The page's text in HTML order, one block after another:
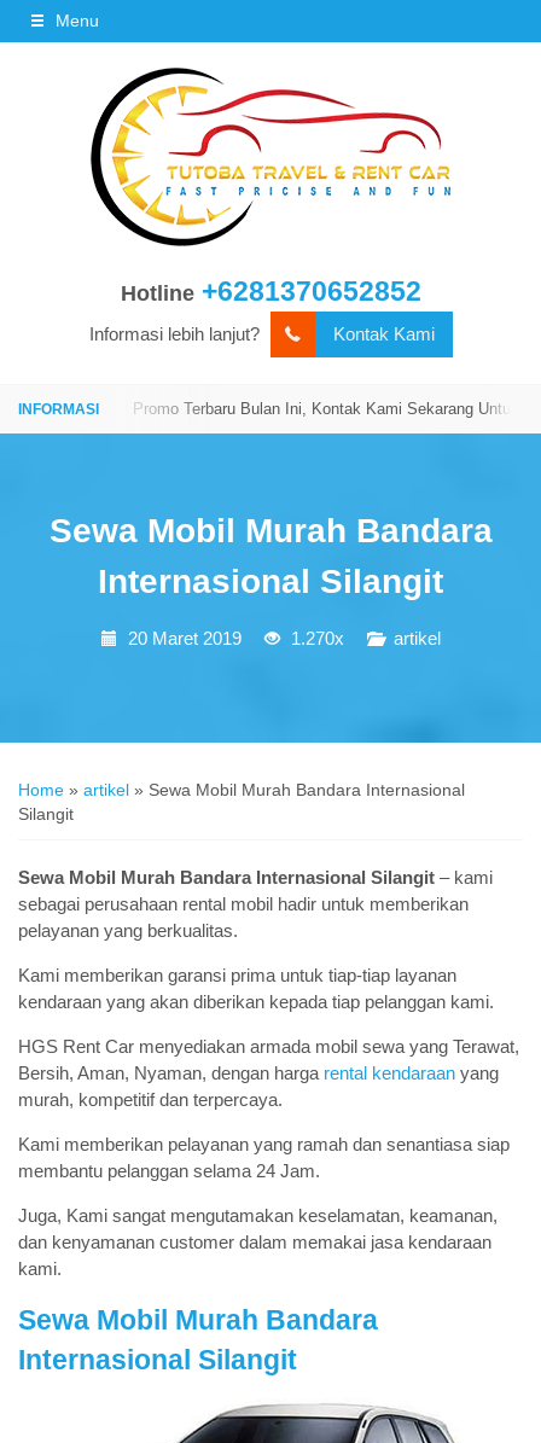
Menu
Hotline +6281370652852
Informasi lebih lanjut? Kontak Kami
Kami! Promo Terbaru Bulan Ini, Kontak Kami Sekarang Untuk
Sewa Mobil Murah Bandara
Internasional Silangit
20 Maret 2019 1.270x artikel
Home » artikel » Sewa Mobil Murah Bandara Internasional
Silangit
Sewa Mobil Murah Bandara Internasional Silangit – kami
sebagai perusahaan rental mobil hadir untuk memberikan
pelayanan yang berkualitas.
Kami memberikan garansi prima untuk tiap-tiap layanan
kendaraan yang akan diberikan kepada tiap pelanggan kami.
HGS Rent Car menyediakan armada mobil sewa yang Terawat,
Bersih, Aman, Nyaman, dengan harga rental kendaraan yang
murah, kompetitif dan terpercaya.
Kami memberikan pelayanan yang ramah dan senantiasa siap
membantu pelanggan selama 24 Jam.
Juga, Kami sangat mengutamakan keselamatan, keamanan,
dan kenyamanan customer dalam memakai jasa kendaraan
kami.
Sewa Mobil Murah Bandara
Internasional Silangit